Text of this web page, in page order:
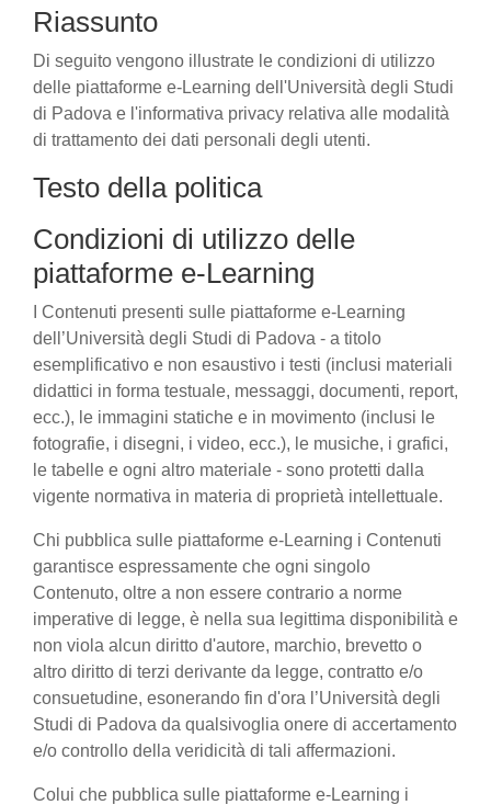
Riassunto
Di seguito vengono illustrate le condizioni di utilizzo
delle piattaforme e-Learning dell'Università degli Studi
di Padova e l'informativa privacy relativa alle modalità
di trattamento dei dati personali degli utenti.
Testo della politica
Condizioni di utilizzo delle
piattaforme e-Learning
I Contenuti presenti sulle piattaforme e-Learning
dell’Università degli Studi di Padova - a titolo
esemplificativo e non esaustivo i testi (inclusi materiali
didattici in forma testuale, messaggi, documenti, report,
ecc.), le immagini statiche e in movimento (inclusi le
fotografie, i disegni, i video, ecc.), le musiche, i grafici,
le tabelle e ogni altro materiale - sono protetti dalla
vigente normativa in materia di proprietà intellettuale.
Chi pubblica sulle piattaforme e-Learning i Contenuti
garantisce espressamente che ogni singolo
Contenuto, oltre a non essere contrario a norme
imperative di legge, è nella sua legittima disponibilità e
non viola alcun diritto d'autore, marchio, brevetto o
altro diritto di terzi derivante da legge, contratto e/o
consuetudine, esonerando fin d'ora l’Università degli
Studi di Padova da qualsivoglia onere di accertamento
e/o controllo della veridicità di tali affermazioni.
Colui che pubblica sulle piattaforme e-Learning i